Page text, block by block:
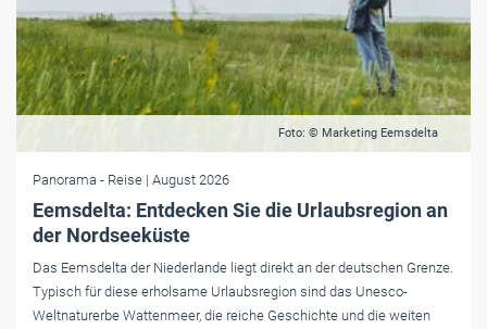
Foto: © Marketing Eemsdelta
Panorama - Reise | August 2026
Eemsdelta: Entdecken Sie die Urlaubsregion an
der Nordseeküste
Das Eemsdelta der Niederlande liegt direkt an der deutschen Grenze.
Typisch für diese ­erholsame Urlaubsregion sind das Unesco-
Weltnaturerbe Wattenmeer, die reiche Geschichte und die weiten